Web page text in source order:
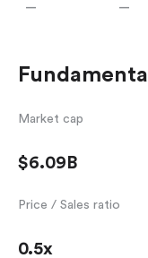
—
—
Fundamental
Market cap
$6.09B
Price / Sales ratio
0.5x